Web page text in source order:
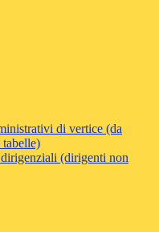
di vertice (da
(dirigenti non